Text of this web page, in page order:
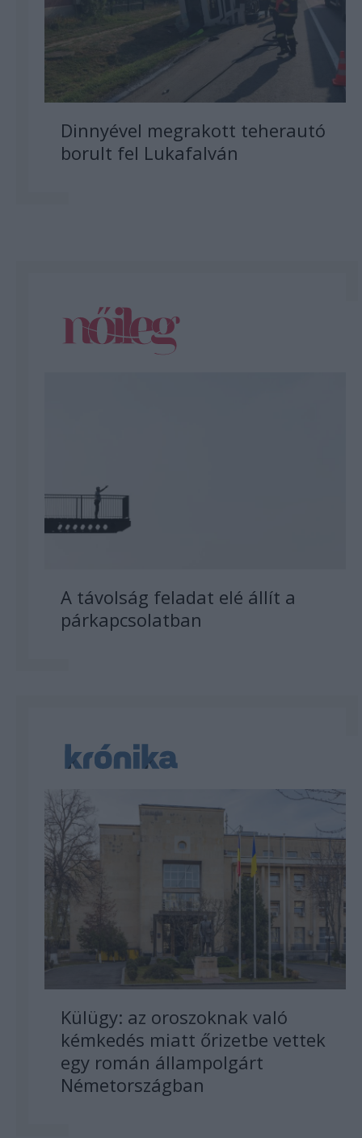
Dinnyével megrakott teherautó
borult fel Lukafalván
A távolság feladat elé állít a
párkapcsolatban
Külügy: az oroszoknak való
kémkedés miatt őrizetbe vettek
egy román állampolgárt
Németországban